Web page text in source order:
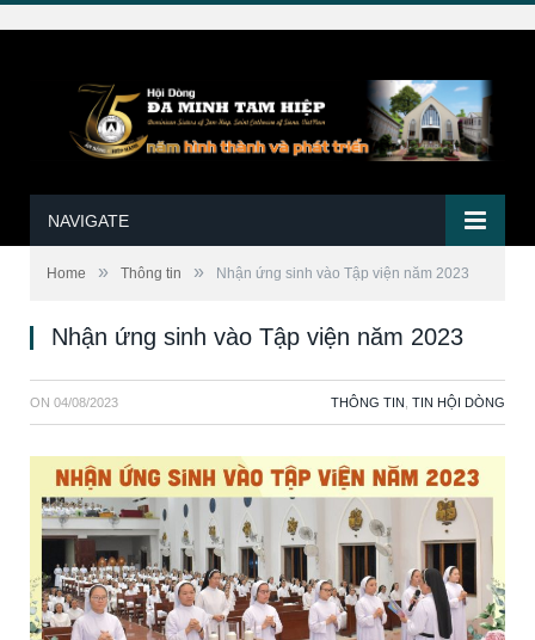
NAVIGATE
Home » Thông tin » Nhận ứng sinh vào Tập viện năm 2023
Nhận ứng sinh vào Tập viện năm 2023
ON 04/08/2023 THÔNG TIN TIN HỘI DÒNG